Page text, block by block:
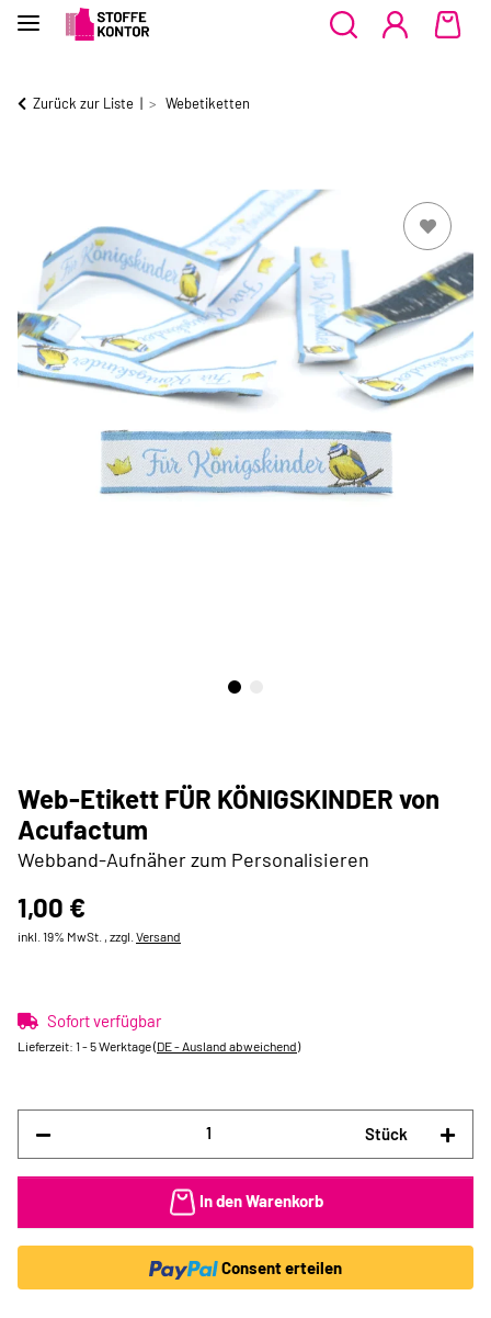
Zurück zur Liste Webetiketten
Web-Etikett FÜR KÖNIGSKINDER von
Acufactum
Webband-Aufnäher zum Personalisieren
1,00 €
inkl. 19% MwSt. , zzgl. Versand
Sofort verfügbar
Lieferzeit: 1 - 5 Werktage(DE - Ausland abweichend)
Stück
In den Warenkorb
Consent erteilen